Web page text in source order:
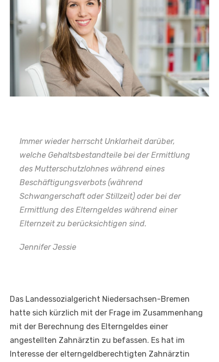
Immer wieder herrscht Unklarheit darüber,
welche Gehaltsbestandteile bei der Ermittlung
des Mutterschutzlohnes während eines
Beschäftigungsverbots (während
Schwangerschaft oder Stillzeit) oder bei der
Ermittlung des Elterngeldes während einer
Elternzeit zu berücksichtigen sind.
Jennifer Jessie
Das Landessozialgericht Niedersachsen-Bremen
hatte sich kürzlich mit der Frage im Zusammenhang
mit der Berechnung des Elterngeldes einer
angestellten Zahnärztin zu befassen. Es hat im
Interesse der elterngeldberechtigten Zahnärztin